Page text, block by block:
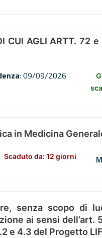
CUI AGLI ARTT. 72
: 09/09/2026
in Medicina
Scaduto da: 12 giorni
senza scopo di
ai sensi dell’art.
4.3 del Progetto